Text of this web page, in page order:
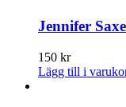
280 kr.
50
Jennifer
150 kr
Lägg till i